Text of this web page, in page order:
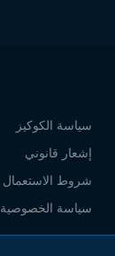
سياسة الكوكيز
إشعار قانوني
شروط الاستعمال
سياسة الخصوصية